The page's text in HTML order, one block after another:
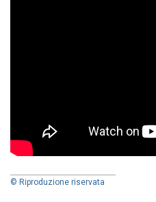
© Riproduzione riservata